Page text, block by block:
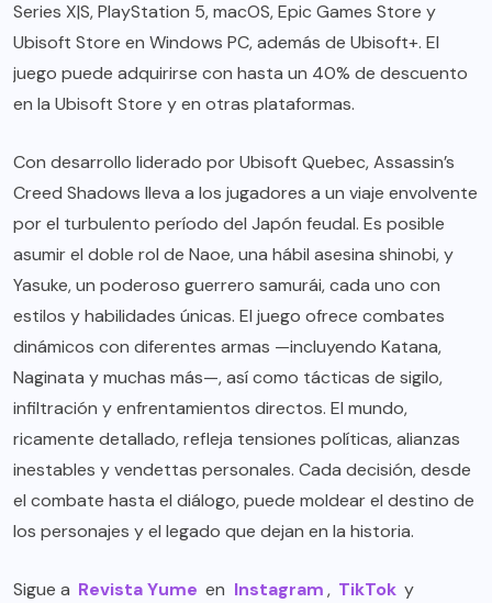
Series X|S, PlayStation 5, macOS, Epic Games Store y
Ubisoft Store en Windows PC, además de Ubisoft+. El
juego puede adquirirse con hasta un 40% de descuento
en la Ubisoft Store y en otras plataformas.
Con desarrollo liderado por Ubisoft Quebec, Assassin’s
Creed Shadows lleva a los jugadores a un viaje envolvente
por el turbulento período del Japón feudal. Es posible
asumir el doble rol de Naoe, una hábil asesina shinobi, y
Yasuke, un poderoso guerrero samurái, cada uno con
estilos y habilidades únicas. El juego ofrece combates
dinámicos con diferentes armas —incluyendo Katana,
Naginata y muchas más—, así como tácticas de sigilo,
infiltración y enfrentamientos directos. El mundo,
ricamente detallado, refleja tensiones políticas, alianzas
inestables y vendettas personales. Cada decisión, desde
el combate hasta el diálogo, puede moldear el destino de
los personajes y el legado que dejan en la historia.
Sigue a Revista Yume en Instagram, TikTok y